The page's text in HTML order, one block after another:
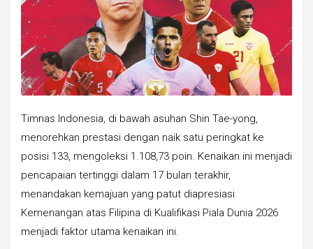
Timnas Indonesia, di bawah asuhan Shin Tae-yong,
menorehkan prestasi dengan naik satu peringkat ke
posisi 133, mengoleksi 1.108,73 poin. Kenaikan ini menjadi
pencapaian tertinggi dalam 17 bulan terakhir,
menandakan kemajuan yang patut diapresiasi.
Kemenangan atas Filipina di Kualifikasi Piala Dunia 2026
menjadi faktor utama kenaikan ini.